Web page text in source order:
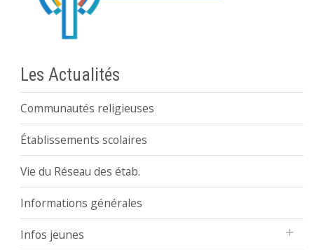
Les Actualités
Communautés religieuses
Établissements scolaires
Vie du Réseau des étab.
Informations générales
Infos jeunes